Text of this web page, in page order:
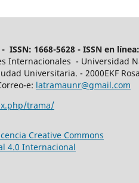
1668-5628 - ISSN en
Internacionales - Universidad
Universitaria. - 2000EKF
e: latramaunr@gmail.com
trama/
Creative Commons
4.0 Internacional